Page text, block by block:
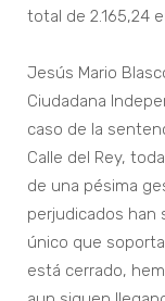
total de 2.165,24
Jesús Mario
Ciudadana
caso de la
Calle del Rey,
de una pésima
perjudicados han
único que
está cerrado,